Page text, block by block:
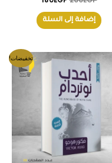
إضافة إلى السلة
تخفيضات!
السعر
الأصلي
هو:
210EGP.
السعر
الحالي